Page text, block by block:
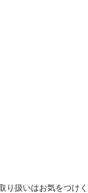
扱いはお気をつけく